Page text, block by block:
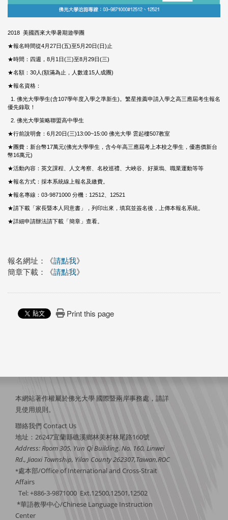
2018 美國西來大學暑期遊學團
★報名時間從4月27日(五)至5月20日(日)止
★時間：四週，8月1日(三)至8月29日(三)
★名額：30人(額滿為止，人數達15人成團)
★報名資格：
1. 佛光大學學生(含107學年度入學之準新生)。繁星推薦申請入學之高三應屆考生報名
優先錄取！
2. 佛光大學策略聯盟高中學生
★行前說明會：6月20日(三)13:00~15:00 佛光大學 雲起樓507教室
★團費：新台幣17萬元(佛光大學學生，含今年高三應屆考上本校之學生，優惠價新台
幣16萬元)
★活動內容：英文課程、人文考察、名校巡禮、大峽谷、好萊塢、職業運動等等
★報名方式：採本系統線上報名及繳費。
★報名專線：03-9871000 分機：12512、12521
★請下載「家長暨本人同意書」，列印出來，填寫並簽名後，上傳本報名系統。
★詳細申請辦法請下載「簡章」查看。
報名網址：《請點我》
簡章下載：《請點我》
Print this page
本網站著作權屬於佛光大學 國際暨兩岸事務處，請詳
見使用規則。
聯絡我們 Contact Us
地址：26247宜蘭縣礁溪鄉林美村林尾路160號
Address: Room 305, Yun Qi Building. No. 160, Linwei
Rd., Jiaoxi Township, Yilan County 262307,Taiwan,ROC
*處本部/Office of International and Cross-Strait
Affairs
Tel: +886-3-9871000 Ext.12500,12501,12502
*華語教學中心/Chinese Language Instruction
Center